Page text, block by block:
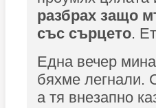
разбрах защо
със сърцето.
Една вечер
бяхме легнали.
а тя внезапно